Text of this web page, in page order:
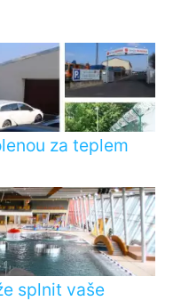
za teplem
splnit vaše